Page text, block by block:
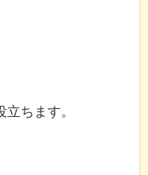
ちます。